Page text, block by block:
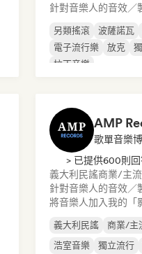
針對音樂人的音效／
另類搖滾 波薩諾瓦
電子流行樂
放克
拉丁音樂
AMP
歌單音樂
> 已提供600則
義大利民謠商業/主流
針對音樂人的音效／
將音樂人加入我的「
義大利民謠 商業/主
浩室音樂
獨立流行